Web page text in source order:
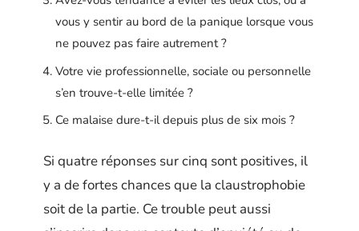
vous y sentir au bord de la panique lorsque vous
ne pouvez pas faire autrement ?
Votre vie professionnelle, sociale ou personnelle
s’en trouve-t-elle limitée ?
Ce malaise dure-t-il depuis plus de six mois ?
Si quatre réponses sur cinq sont positives, il
y a de fortes chances que la claustrophobie
soit de la partie. Ce trouble peut aussi